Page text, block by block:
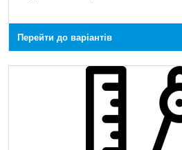
Перейти до варіантів